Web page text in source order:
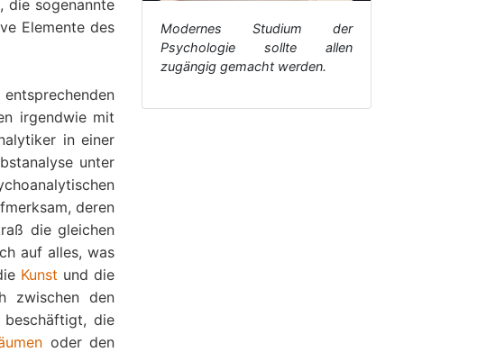
die sogenannte
Elemente des
irgendwie mit
in einer
unter
deren
die gleichen
auf alles, was
Kunst und die
zwischen den
beschäftigt, die
oder den
Modernes Studium der
Psychologie sollte allen
zugängig gemacht werden.